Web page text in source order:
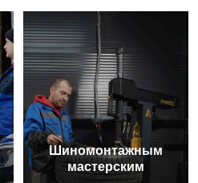
Шиномонтажным
мастерским